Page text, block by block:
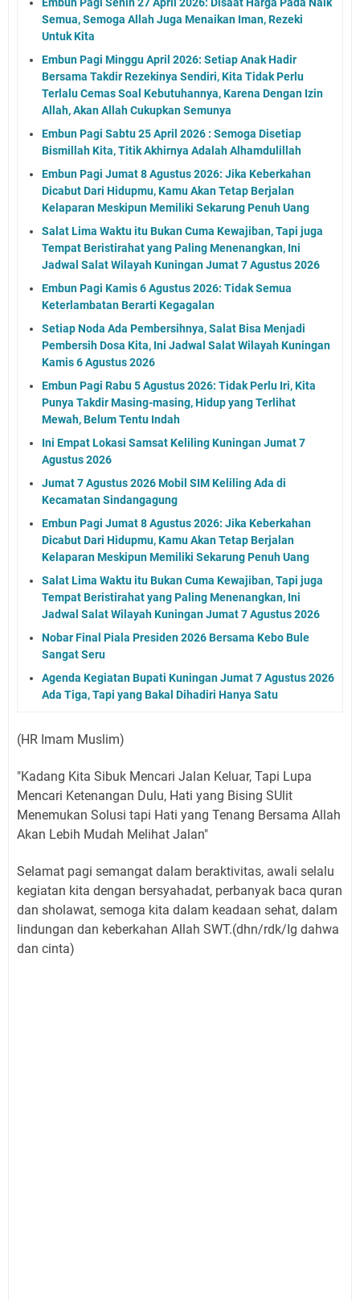
Semua, Semoga Allah Juga Menaikan Iman, Rezeki
Untuk Kita
Embun Pagi Minggu April 2026: Setiap Anak Hadir
Bersama Takdir Rezekinya Sendiri, Kita Tidak Perlu
Terlalu Cemas Soal Kebutuhannya, Karena Dengan Izin
Allah, Akan Allah Cukupkan Semunya
Embun Pagi Sabtu 25 April 2026 : Semoga Disetiap
Bismillah Kita, Titik Akhirnya Adalah Alhamdulillah
Embun Pagi Jumat 8 Agustus 2026: Jika Keberkahan
Dicabut Dari Hidupmu, Kamu Akan Tetap Berjalan
Kelaparan Meskipun Memiliki Sekarung Penuh Uang
Salat Lima Waktu itu Bukan Cuma Kewajiban, Tapi juga
Tempat Beristirahat yang Paling Menenangkan, Ini
Jadwal Salat Wilayah Kuningan Jumat 7 Agustus 2026
Embun Pagi Kamis 6 Agustus 2026: Tidak Semua
Keterlambatan Berarti Kegagalan
Setiap Noda Ada Pembersihnya, Salat Bisa Menjadi
Pembersih Dosa Kita, Ini Jadwal Salat Wilayah Kuningan
Kamis 6 Agustus 2026
Embun Pagi Rabu 5 Agustus 2026: Tidak Perlu Iri, Kita
Punya Takdir Masing-masing, Hidup yang Terlihat
Mewah, Belum Tentu Indah
Ini Empat Lokasi Samsat Keliling Kuningan Jumat 7
Agustus 2026
Jumat 7 Agustus 2026 Mobil SIM Keliling Ada di
Kecamatan Sindangagung
Embun Pagi Jumat 8 Agustus 2026: Jika Keberkahan
Dicabut Dari Hidupmu, Kamu Akan Tetap Berjalan
Kelaparan Meskipun Memiliki Sekarung Penuh Uang
Salat Lima Waktu itu Bukan Cuma Kewajiban, Tapi juga
Tempat Beristirahat yang Paling Menenangkan, Ini
Jadwal Salat Wilayah Kuningan Jumat 7 Agustus 2026
Nobar Final Piala Presiden 2026 Bersama Kebo Bule
Sangat Seru
Agenda Kegiatan Bupati Kuningan Jumat 7 Agustus 2026
Ada Tiga, Tapi yang Bakal Dihadiri Hanya Satu
(HR Imam Muslim)
"Kadang Kita Sibuk Mencari Jalan Keluar, Tapi Lupa
Mencari Ketenangan Dulu, Hati yang Bising SUlit
Menemukan Solusi tapi Hati yang Tenang Bersama Allah
Akan Lebih Mudah Melihat Jalan"
Selamat pagi semangat dalam beraktivitas, awali selalu
kegiatan kita dengan bersyahadat, perbanyak baca quran
dan sholawat, semoga kita dalam keadaan sehat, dalam
lindungan dan keberkahan Allah SWT.(dhn/rdk/Ig dahwa
dan cinta)